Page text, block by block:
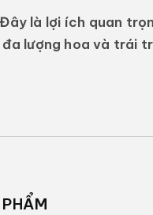
Đây là lợi ích quan
lượng hoa và trái